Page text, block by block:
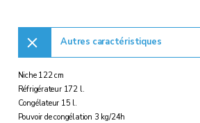
Autres caractéristiques
Niche 122 cm
Réfrigérateur 172 l.
Congélateur 15 l.
Pouvoir de congélation 3 kg/24h